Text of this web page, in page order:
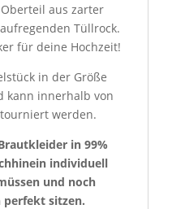
aus zarter
Tüllrock.
für deine Hochzeit!
in der Größe
kann innerhalb von
werden.
in 99%
individuell
und noch
sitzen.